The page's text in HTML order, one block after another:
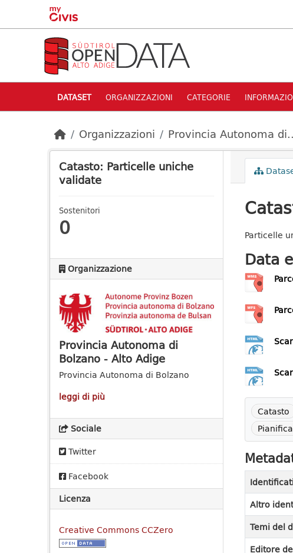
Skip to main content
DATASET ORGANIZZAZIONI CATEGORIE
Organizzazioni Provincia Autonoma
Catasto: Particelle uniche
validate
Sostenitori
0
Organizzazione
Provincia Autonoma di
Bolzano - Alto Adige
Provincia Autonoma di Bolzano
leggi di più
Sociale
Twitter
Facebook
Licenza
Creative Commons CCZero
Particelle
Data
Catasto
Altro
Temi del
Editore